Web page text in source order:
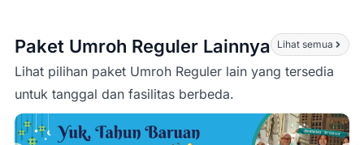
Paket Umroh Reguler Lainnya Lihat semua
Lihat pilihan paket Umroh Reguler lain yang tersedia
untuk tanggal dan fasilitas berbeda.